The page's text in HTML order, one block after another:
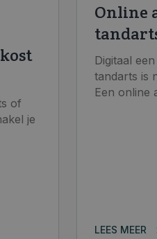
of
je
Online
Digitaal
tandarts is
Een online
LEES MEER